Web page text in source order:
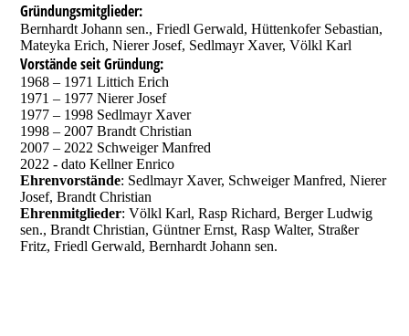
Gründungsmitglieder:
Bernhardt Johann sen., Friedl Gerwald, Hüttenkofer Sebastian,
Mateyka Erich, Nierer Josef, Sedlmayr Xaver, Völkl Karl
Vorstände seit Gründung:
1968 – 1971 Littich Erich
1971 – 1977 Nierer Josef
1977 – 1998 Sedlmayr Xaver
1998 – 2007 Brandt Christian
2007 – 2022 Schweiger Manfred
2022 - dato Kellner Enrico
Ehrenvorstände: Sedlmayr Xaver, Schweiger Manfred, Nierer
Josef, Brandt Christian
Ehrenmitglieder: Völkl Karl, Rasp Richard, Berger Ludwig
sen., Brandt Christian, Güntner Ernst, Rasp Walter, Straßer
Fritz, Friedl Gerwald, Bernhardt Johann sen.